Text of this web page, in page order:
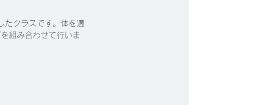
たクラスです。体を適
組み合わせて行いま